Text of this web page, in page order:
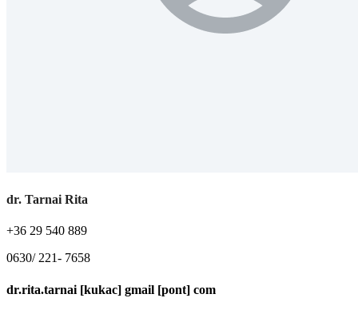
dr. Tarnai Rita
+36 29 540 889
0630/ 221- 7658
dr.rita.tarnai [kukac] gmail [pont] com